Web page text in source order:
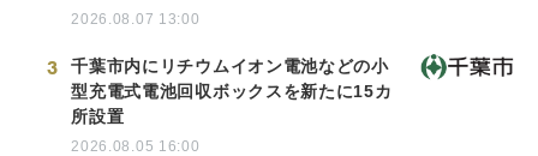
2026.08.07 13:00
3
千葉市内にリチウムイオン電池などの小
型充電式電池回収ボックスを新たに15カ
所設置
2026.08.05 16:00